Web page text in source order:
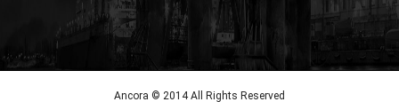
Ancora © 2014 All Rights Reserved